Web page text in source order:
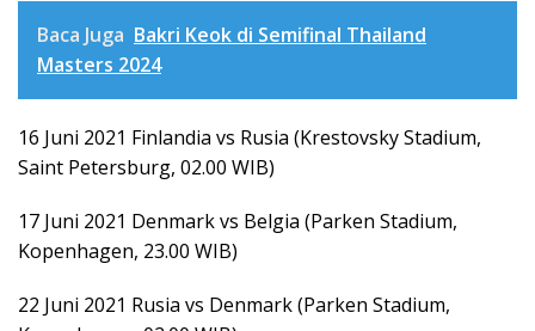
Baca Juga Bakri Keok di Semifinal Thailand
Masters 2024
16 Juni 2021 Finlandia vs Rusia (Krestovsky Stadium,
Saint Petersburg, 02.00 WIB)
17 Juni 2021 Denmark vs Belgia (Parken Stadium,
Kopenhagen, 23.00 WIB)
22 Juni 2021 Rusia vs Denmark (Parken Stadium,